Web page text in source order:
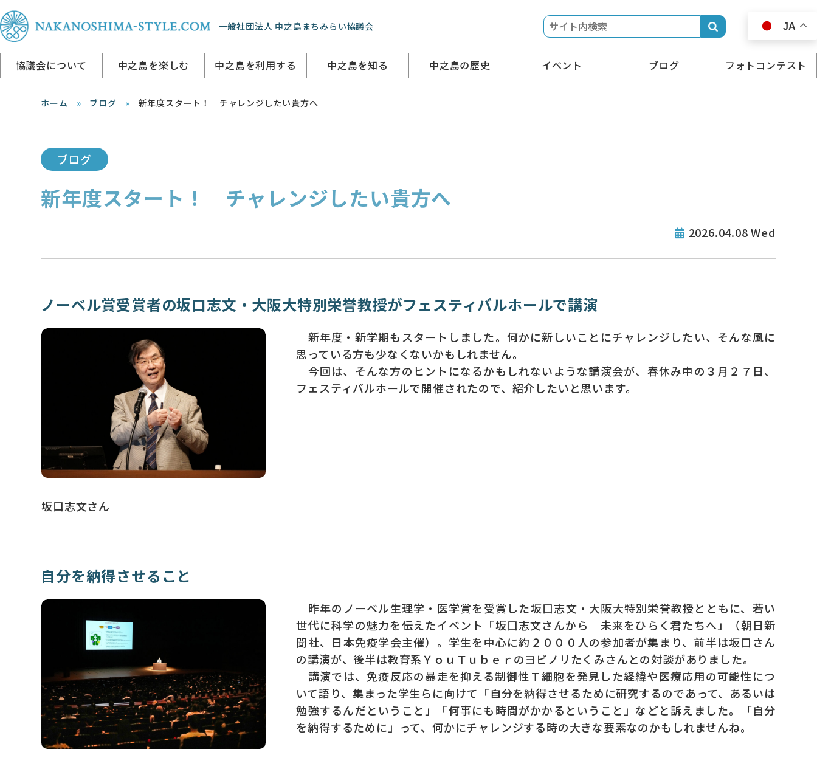
一般社団法人 中之島まちみらい協議会 JA
協議会について 中之島を楽しむ 中之島を利用する 中之島を知る 中之島の歴史 イベント ブログ フォトコンテスト
ホーム ブログ 新年度スタート！ チャレンジしたい貴方へ
ブログ
新年度スタート！ チャレンジしたい貴方へ
2026.04.08 Wed
ノーベル賞受賞者の坂口志文・大阪大特別栄誉教授がフェスティバルホールで講演
新年度・新学期もスタートしました。何かに新しいことにチャレンジしたい、そんな風に
思っている方も少なくないかもしれません。
今回は、そんな方のヒントになるかもしれないような講演会が、春休み中の３月２７日、
フェスティバルホールで開催されたので、紹介したいと思います。
坂口志文さん
自分を納得させること
昨年のノーベル生理学・医学賞を受賞した坂口志文・大阪大特別栄誉教授とともに、若い
世代に科学の魅力を伝えたイベント「坂口志文さんから 未来をひらく君たちへ」（朝日新
聞社、日本免疫学会主催）。学生を中心に約２０００人の参加者が集まり、前半は坂口さん
の講演が、後半は教育系ＹｏｕＴｕｂｅｒのヨビノリたくみさんとの対談がありました。
講演では、免疫反応の暴走を抑える制御性Ｔ細胞を発見した経緯や医療応用の可能性につ
いて語り、集まった学生らに向けて「自分を納得させるために研究するのであって、あるいは
勉強するんだということ」「何事にも時間がかかるということ」などと訴えました。「自分
を納得するために」って、何かにチャレンジする時の大きな要素なのかもしれませんね。